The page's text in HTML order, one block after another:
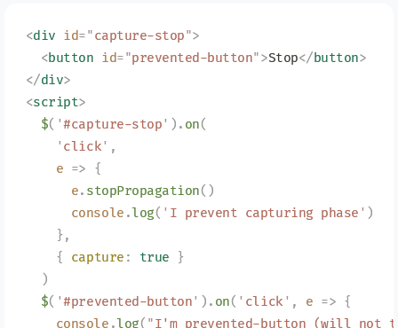
<div id="capture-stop">
  <
button id="prevented-button">Stop</button>
</div>
<script>
  $
( '#capture-stop' ). on(
    '
click' ,
    e
=> {
      e
. stopPropagation()
      console
.log( ' I prevent capturing phase ' )
    },
    {
capture : true }
  )
  $
( '#prevented-button' ). on( ' click ' , e => {
    console
.log( "I'm prevented-button (will not